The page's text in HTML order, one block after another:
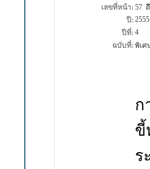
เลขที่หน้า: 57ถึ
ปี: 2555
ปีที่: 4
ฉบับที่: พิเศ
ก
ขี้
ร